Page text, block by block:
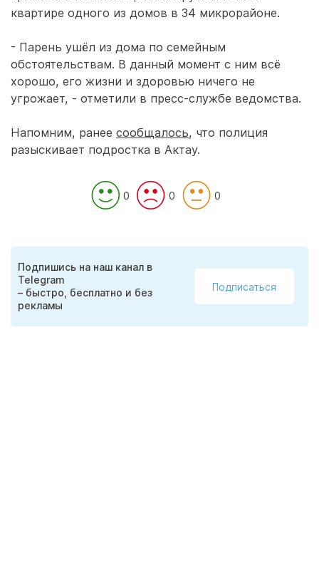
квартире одного из домов в 34 микрорайоне.
- Парень ушёл из дома по семейным
обстоятельствам. В данный момент с ним всё
хорошо, его жизни и здоровью ничего не
угрожает, - отметили в пресс-службе ведомства.
Напомним, ранее сообщалось, что полиция
разыскивает подростка в Актау.
0 0 0
Подпишись на наш канал в
Telegram
– быстро, бесплатно и без
рекламы
Подписаться